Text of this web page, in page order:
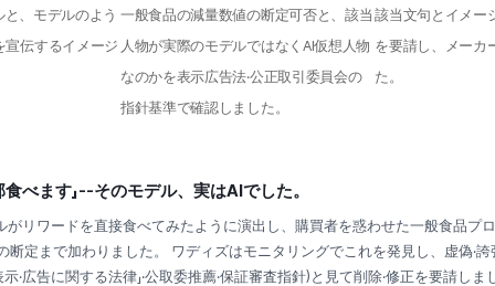
と、モデルのよう
宣伝するイメージ
一般食品の減量数値の断定可否と、該当
人物が実際のモデルではなくAI仮想人物
なのかを表示広告法·公正取引委員会の
指針基準で確認しました。
該当文句とイメー
を要請し、メーカ
た。
食べます」--そのモデル、実はAIでした。
がリワードを直接食べてみたように演出し、購買者を惑わせた一般食品プ
の断定まで加わりました。 ワディズはモニタリングでこれを発見し、虚偽·
示·広告に関する法律」·公取委推薦·保証審査指針)と見て削除·修正を要請しま